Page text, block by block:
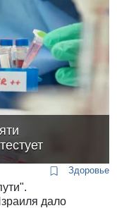
Здоровье
дало